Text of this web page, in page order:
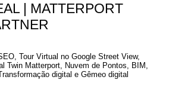
| MATTERPORT
Tour Virtual no Google Street View,
Twin Matterport, Nuvem de Pontos, BIM,
digital e Gêmeo digital